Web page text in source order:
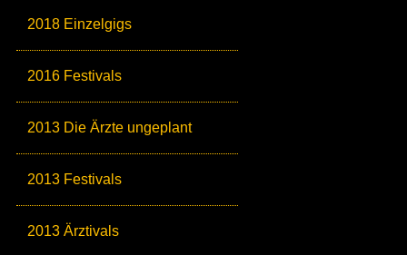
2018 Einzelgigs
2016 Festivals
2013 Die Ärzte ungeplant
2013 Festivals
2013 Ärztivals